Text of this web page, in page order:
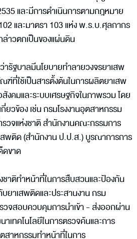
และมีการดำเนินการตามกฎหมาย
และมาตรา 103 แห่ง พ.ร.บ.ศุลกากร
าวตกเป็นของแผ่นดิน
รัฐบาลมีนโยบายทำลายวงจรยาเสพ
ฑ์ที่ใช้เป็นสารตั้งต้นในการผลิตยาเสพ
งคมและระบบเศรษฐกิจในภาพรวม โดย
ยวข้อง เช่น กรมโรงงานอุตสาหกรรม
วจแห่งชาติ สำนักงานคณะกรรมการ
สพติด (สำนักงาน ป.ป.ส.) บูรณาการการ
ดขาด
ชาติทำหน้าที่ในการสืบสวนและป้องกัน
ยาเสพติดและประสานงาน กรม
วจสอบควบคุมการนำเข้า - ส่งออกผ่าน
ทคโนโลยีในการตรวจค้นและการ
สาหกรรมทำหน้าที่ในการ